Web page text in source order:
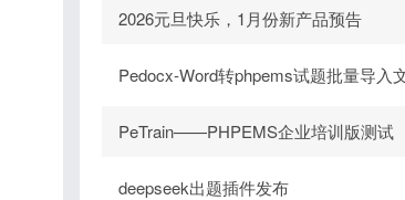
2026元旦快乐，1月份新产品预告
Pedocx-Word转phpems试题批量导入
PeTrain——PHPEMS企业培训版测试
deepseek出题插件发布